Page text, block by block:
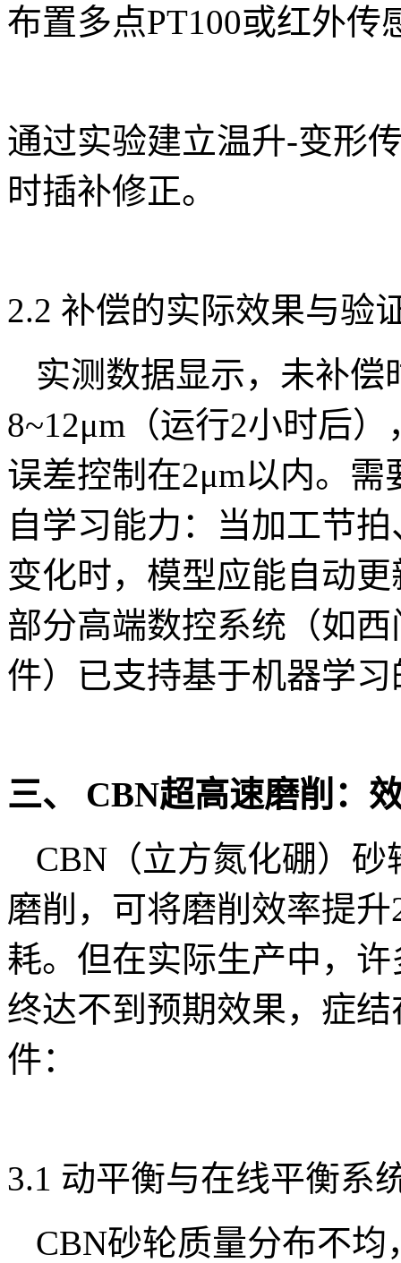
布置多点PT100或红外传
通过实验建立温升-变形
时插补修正。
2.2 补偿的实际效果与验
实测数据显示，未补
8~12μm（运行2小时后
误差控制在2μm以内。
自学习能力：当加工节
变化时，模型应能自动
部分高端数控系统（如
件）已支持基于机器学
三、 CBN超高速磨削：
CBN（立方氮化硼）砂
磨削，可将磨削效率提
耗。但在实际生产中，
终达不到预期效果，症
件：
3.1 动平衡与在线平衡系
CBN砂轮质量分布不